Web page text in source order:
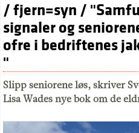
/ fjern=syn /
signaler og
ofre i bedriftenes
"
Slipp seniorene løs, skriver
Lisa Wades nye bok om de